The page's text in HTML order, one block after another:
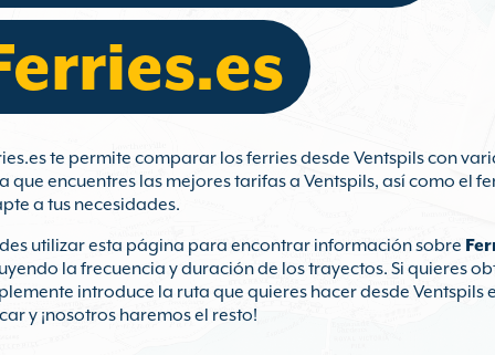
te permite comparar los ferries desde Ventspils con
que encuentres las mejores tarifas a Ventspils, así como el
a tus necesidades.
utilizar esta página para encontrar información sobre
la frecuencia y duración de los trayectos. Si quieres
introduce la ruta que quieres hacer desde Ventspils
y ¡nosotros haremos el resto!